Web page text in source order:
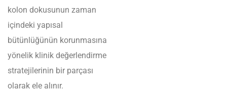
kolon dokusunun zaman
içindeki yapısal
bütünlüğünün korunmasına
yönelik klinik değerlendirme
stratejilerinin bir parçası
olarak ele alınır.